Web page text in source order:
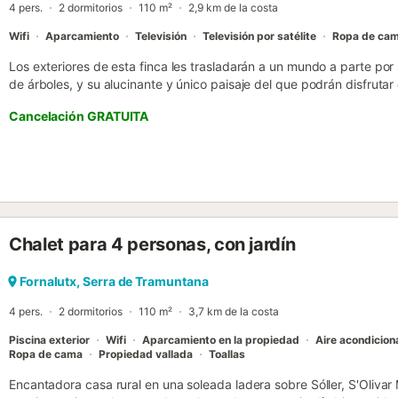
Huma...
4 pers. 2 dormitorios 110 m² 2,9 km de la costa
Wifi Aparcamiento Televisión Televisión por satélite Ropa de
Los exteriores de esta finca les trasladarán a un mundo a parte
de árboles, y su alucinante y único paisaje del que podrán
gas. La belleza de la construcción también es extraordinaria al
cada uno de sus rincones, desde las explanadas, las escaleras y
edificación. Lo más peculiar aunque puede que ventajoso, es que
edificaciones. En una de ellas, se encuentra la cocina, equipada
y electrodomésticos, incluyendo lavadora. Ésta se abre paso al
baño con ducha en la planta baja, y subiendo las escaleras tienen
trona. El entorno de la propiedad es insuperable. Se localiza muy
Cancelación GRATUITA
Chalet para 4 personas, con jardín
Fornalutx, Serra de Tramuntana
4 pers. 2 dormitorios 110 m² 3,7 km de la costa
Piscina exterior Wifi Aparcamiento en la propiedad Aire
Ropa de cama
Propiedad vallada Toallas
Encantadora casa rural en una soleada ladera sobre Sóller,